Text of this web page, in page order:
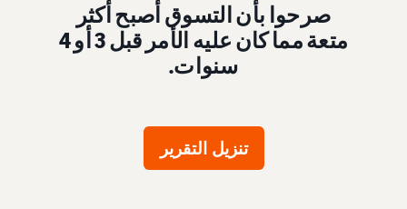
صرحوا بأن التسوق أصبح أكثر
متعة مما كان عليه الأمر قبل 3 أو 4
سنوات.
تنزيل التقرير